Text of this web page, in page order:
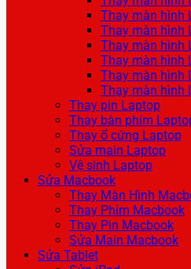
Thay màn hình
Thay màn hình
Thay màn hình
Thay màn hình
Thay màn hình
Thay màn hình
Thay pin Laptop
Thay bàn phím
Thay ổ cứng Laptop
Sửa main Laptop
Vệ sinh Laptop
Sửa Macbook
Thay Màn Hình
Thay Phím Macbook
Thay Pin Macbook
Sửa Main Macbook
Sửa Tablet